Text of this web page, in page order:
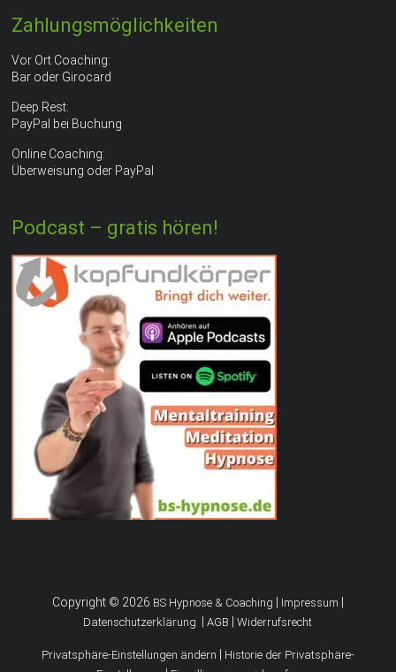
Zahlungsmöglichkeiten
Vor Ort Coaching:
Bar oder Girocard
Deep Rest:
PayPal bei Buchung
Online Coaching:
Überweisung oder PayPal
Podcast – gratis hören!
Copyright © 2026 BS Hypnose & Coaching Impressum
Datenschutzerklärung |AGB |Widerrufsrecht
Privatsphäre-Einstellungen ändern
Historie der Privatsphäre-